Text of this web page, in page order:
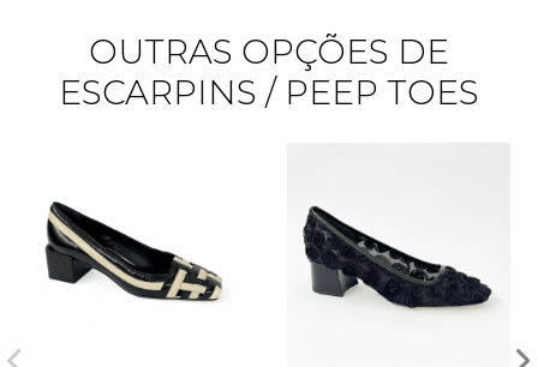
OUTRAS OPÇÕES DE
ESCARPINS / PEEP TOES